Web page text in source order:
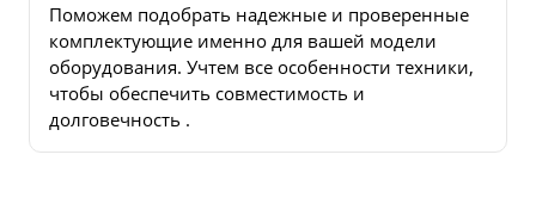
Поможем подобрать надежные и проверенные
комплектующие именно для вашей модели
оборудования. Учтем все особенности техники,
чтобы обеспечить совместимость и
долговечность .